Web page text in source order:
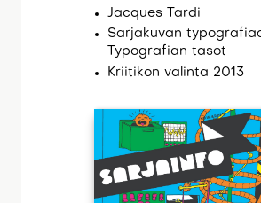
Jacques Tardi
Sarjakuvan
Typografian tasot
Kriitikon valinta 2013